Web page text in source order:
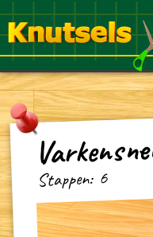
Stappen: 6